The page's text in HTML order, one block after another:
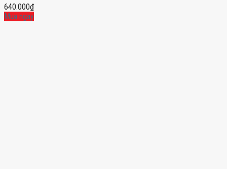
640.000₫
Mua ngay